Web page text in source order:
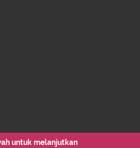
untuk melanjutkan